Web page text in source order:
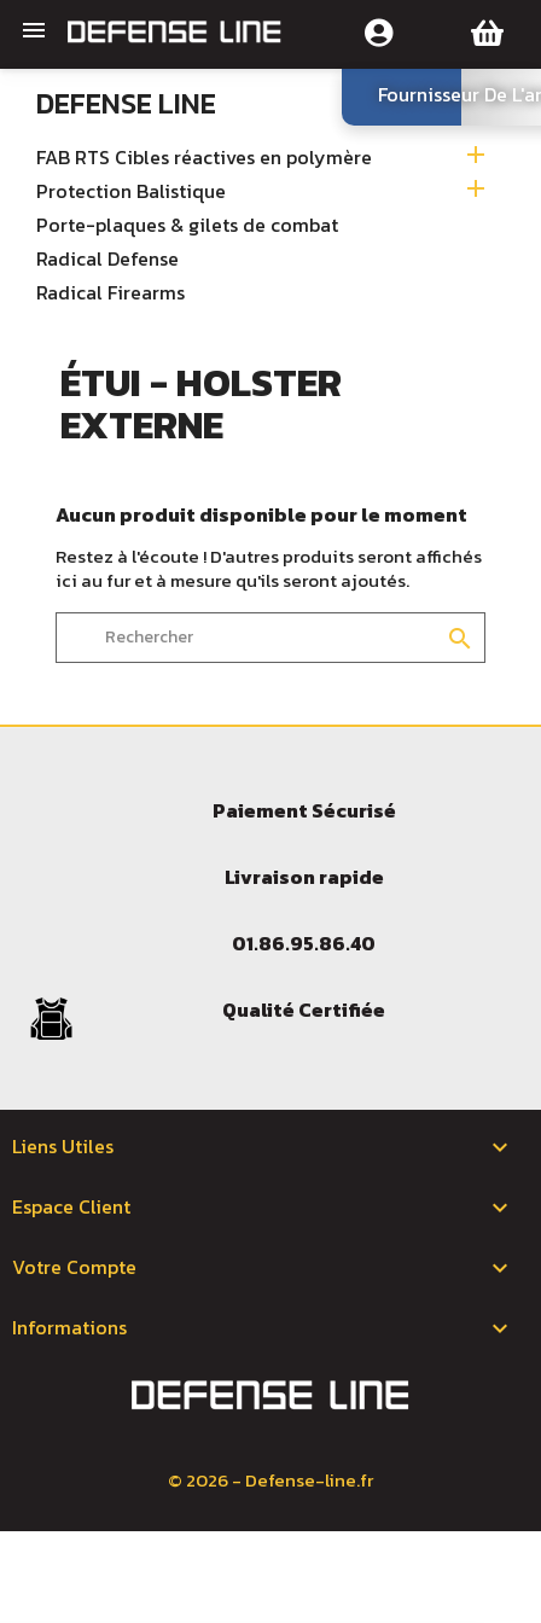

Fournisseur De
DEFENSE LINE
FAB RTS Cibles réactives en polymère

Protection Balistique

Porte-plaques & gilets de combat
Radical Defense
Radical Firearms
ÉTUI - HOLSTER
EXTERNE
Aucun produit disponible pour le moment
Restez à l'écoute ! D'autres produits seront affichés
ici au fur et à mesure qu'ils seront ajoutés.
search
Paiement Sécurisé
Livraison rapide
01.86.95.86.40
Qualité Certifiée
Liens Utiles 
Espace Client 
Votre Compte 
Informations keyboard_arrow_down
© 2026 - Defense-line.fr
Connectez-vous
Vous devez être connecter pour ajouter un produit.